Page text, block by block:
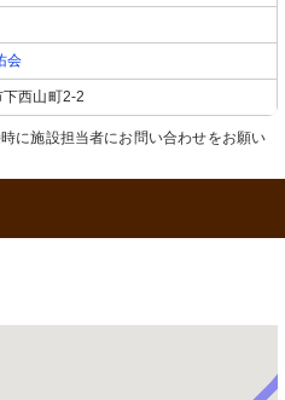
会
西山町2-2
に施設担当者にお問い合わせをお願い